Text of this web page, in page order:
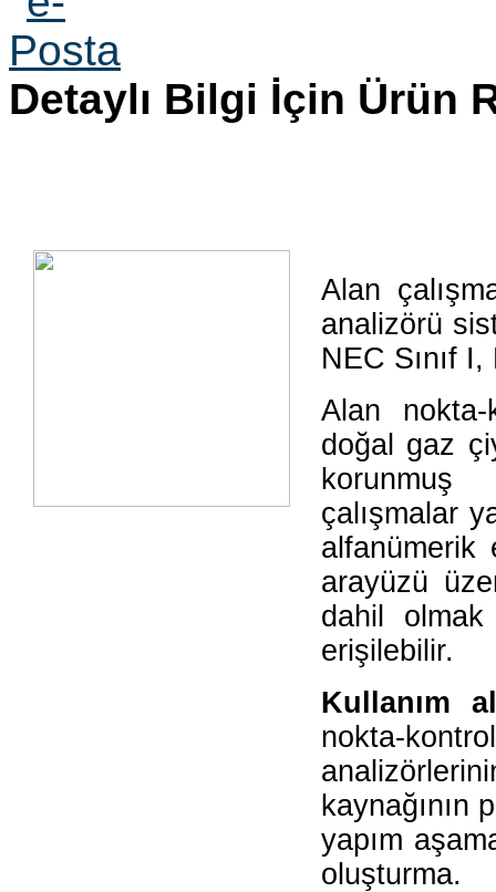
Detaylı Bilgi İçin Ürün
Alan
analizörü
NEC Sınıf
Alan nokta-
doğal gaz
korunmuş
çalışmalar
alfanümerik
arayüzü
dahil
erişilebilir.
Kullanım
nokta-
kaynağının
yapım
oluşturma.